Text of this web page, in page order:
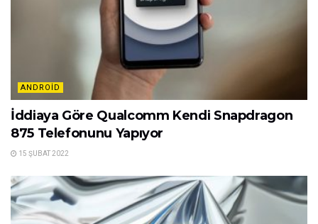
ANDROID
İddiaya Göre Qualcomm Kendi Snapdragon
875 Telefonunu Yapıyor
15 ŞUBAT 2022